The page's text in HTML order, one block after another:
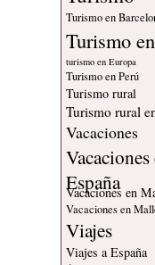
Turismo en
Turismo
turismo en Europa
Turismo en Perú
Turismo rural
Turismo rural
Vacaciones
Vacaciones
España
Vacaciones en
Vacaciones en
Viajes
Viajes a España